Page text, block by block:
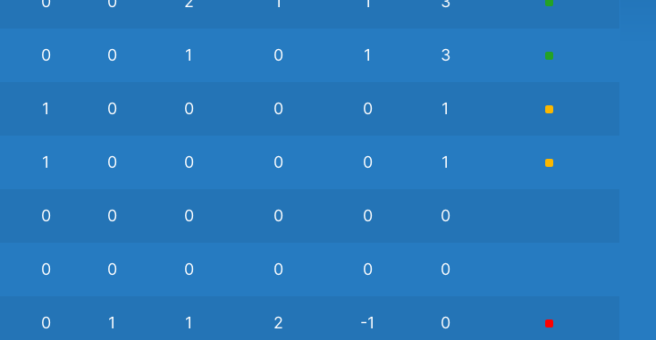
0 0 1 0 1 3
1 0 0 0 0 1
1 0 0 0 0 1
0 0 0 0 0 0
0 0 0 0 0 0
0 1 1 2 -1 0